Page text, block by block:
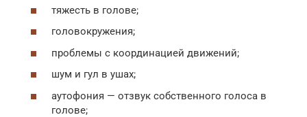
тяжесть в голове;
головокружения;
проблемы с координацией движений;
шум и гул в ушах;
аутофония — отзвук собственного голоса в
голове;